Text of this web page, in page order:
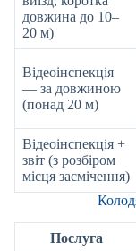
довжина до 10–
20 м)
Відеоінспекція
— за довжиною
(понад 20 м)
Відеоінспекція +
звіт (з розбіром
місця засмічення)
Послуга